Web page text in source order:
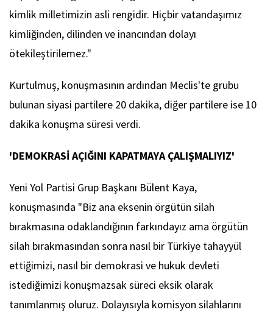
kimlik milletimizin asli rengidir. Hiçbir vatandaşımız
kimliğinden, dilinden ve inancından dolayı
ötekileştirilemez."
Kurtulmuş, konuşmasının ardından Meclis'te grubu
bulunan siyasi partilere 20 dakika, diğer partilere ise 10
dakika konuşma süresi verdi.
'DEMOKRASİ AÇIĞINI KAPATMAYA ÇALIŞMALIYIZ'
Yeni Yol Partisi Grup Başkanı Bülent Kaya,
konuşmasında "Biz ana eksenin örgütün silah
bırakmasına odaklandığının farkındayız ama örgütün
silah bırakmasından sonra nasıl bir Türkiye tahayyül
ettiğimizi, nasıl bir demokrasi ve hukuk devleti
istediğimizi konuşmazsak süreci eksik olarak
tanımlanmış oluruz. Dolayısıyla komisyon silahlarını